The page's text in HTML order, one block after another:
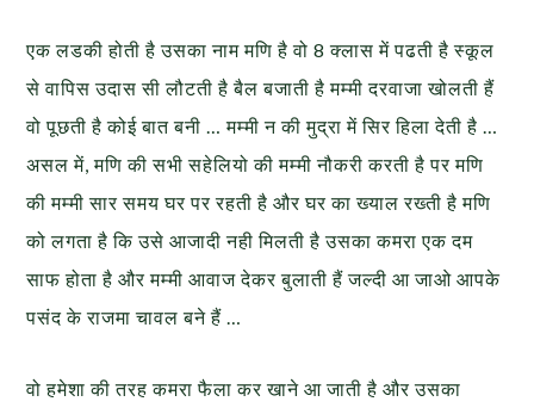
एक लडकी होती है उसका नाम मणि है वो 8 क्लास में पढती है स्कूल
से वापिस उदास सी लौटती है बैल बजाती है मम्मी दरवाजा खोलती हैं
वो पूछती है कोई बात बनी … मम्मी न की मुद्रा में सिर हिला देती है …
असल में, मणि की सभी सहेलियो की मम्मी नौकरी करती है पर मणि
की मम्मी सार समय घर पर रहती है और घर का ख्याल रख्ती है मणि
को लगता है कि उसे आजादी नही मिलती है उसका कमरा एक दम
साफ होता है और मम्मी आवाज देकर बुलाती हैं जल्दी आ जाओ आपके
पसंद के राजमा चावल बने हैं …
वो हमेशा की तरह कमरा फैला कर खाने आ जाती है और उसका